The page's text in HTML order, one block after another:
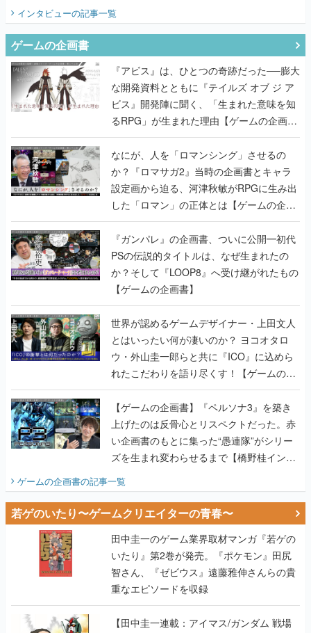
インタビューの記事一覧
ゲームの企画書
『アビス』は、ひとつの奇跡だった──膨大
な開発資料とともに『テイルズ オブ ジ ア
ビス』開発陣に聞く、「生まれた意味を知
るRPG」が生まれた理由【ゲームの企画
書】
なにが、人を「ロマンシング」させるの
か？『ロマサガ2』当時の企画書とキャラ
設定画から迫る、河津秋敏がRPGに生み出
した「ロマン」の正体とは【ゲームの企画
書】
『ガンパレ』の企画書、ついに公開━初代
PSの伝説的タイトルは、なぜ生まれたの
か？そして『LOOP8』へ受け継がれたもの
【ゲームの企画書】
世界が認めるゲームデザイナー・上田文人
とはいったい何が凄いのか？ ヨコオタロ
ウ・外山圭一郎らと共に『ICO』に込めら
れたこだわりを語り尽くす！【ゲームの企
画書】
【ゲームの企画書】『ペルソナ3』を築き
上げたのは反骨心とリスペクトだった。赤
い企画書のもとに集った“愚連隊”がシリー
ズを生まれ変わらせるまで【橋野桂インタ
ゲームの企画書の記事一覧
若ゲのいたり〜ゲームクリエイターの青春〜
田中圭一のゲーム業界取材マンガ『若ゲの
いたり』第2巻が発売。『ポケモン』田尻
智さん、『ゼビウス』遠藤雅伸さんらの貴
重なエピソードを収録
【田中圭一連載：アイマス/ガンダム 戦場